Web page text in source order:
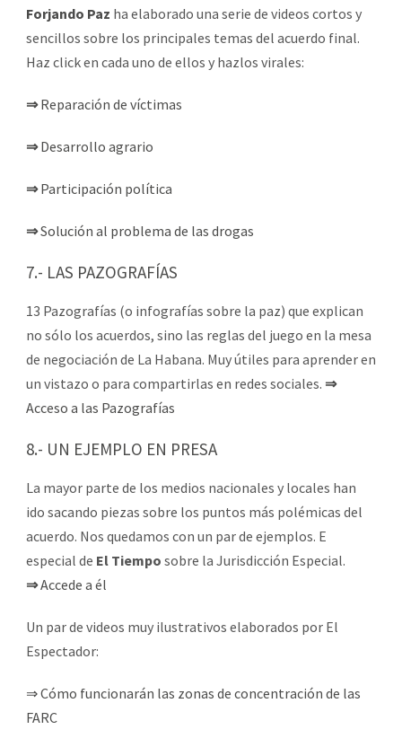
Forjando Paz ha elaborado una serie de videos cortos y
sencillos sobre los principales temas del acuerdo final.
Haz click en cada uno de ellos y hazlos virales:
⇒Reparación de víctimas
⇒Desarrollo agrario
⇒Participación política
⇒Solución al problema de las drogas
7.- LAS PAZOGRAFÍAS
13 Pazografías (o infografías sobre la paz) que explican
no sólo los acuerdos, sino las reglas del juego en la mesa
de negociación de La Habana. Muy útiles para aprender en
un vistazo o para compartirlas en redes sociales. ⇒
Acceso a las Pazografías
8.- UN EJEMPLO EN PRESA
La mayor parte de los medios nacionales y locales han
ido sacando piezas sobre los puntos más polémicas del
acuerdo. Nos quedamos con un par de ejemplos. E
especial de El Tiempo sobre la Jurisdicción Especial.
⇒Accede a él
Un par de videos muy ilustrativos elaborados por El
Espectador:
⇒Cómo funcionarán las zonas de concentración de las
FARC